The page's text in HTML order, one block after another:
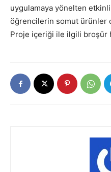
uygulamaya yönelten
öğrencilerin somut ürünler
Proje içeriği ile ilgili broşür